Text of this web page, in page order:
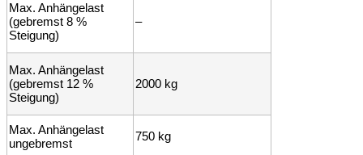
Max. Anhängelast
(gebremst 8 %
Steigung)
–
Max. Anhängelast
(gebremst 12 %
Steigung)
2000 kg
Max. Anhängelast
ungebremst
750 kg